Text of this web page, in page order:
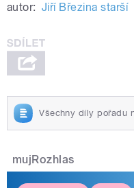
autor: Jiří Březina starší
Všechny díly pořadu
mujRozhlas